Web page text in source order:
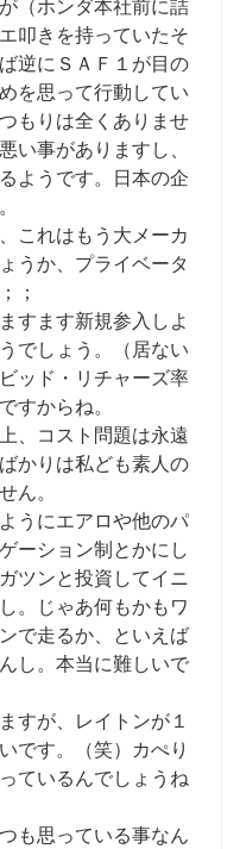
（ホンダ本社前に詰
叩きを持っていたそ
逆にＳＡＦ１が目の
を思って行動してい
もりは全くありませ
い事がありますし、
ようです。日本の企
これはもう大メーカ
うか、プライベータ
；
すます新規参入しよ
でしょう。（居ない
ッド・リチャーズ率
すからね。
、コスト問題は永遠
かりは私ども素人の
ん。
うにエアロや他のパ
ーション制とかにし
ツンと投資してイニ
。じゃあ何もかもワ
で走るか、といえば
し。本当に難しいで
すが、レイトンが１
です。（笑）カぺり
ているんでしょうね
も思っている事なん